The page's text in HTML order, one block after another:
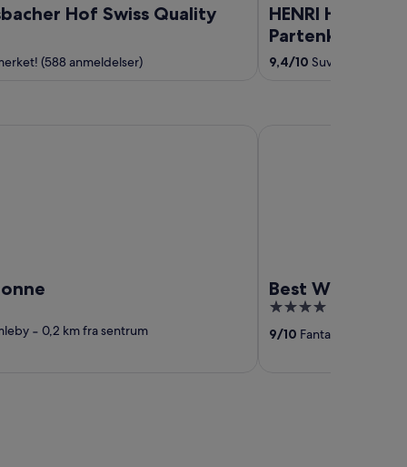
Hof Swiss Quality
(588 anmeldelser)
HENRI Hotel
Partenkirchen
9,4/10 Suverent! (531
‐ 0,2 km fra sentrum
Best Western
4
out
9/10 Fantastisk! (999